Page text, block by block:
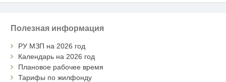
Полезная информация
РУ МЗП на 2026 год
Календарь на 2026 год
Плановое рабочее время
Тарифы по жилфонду